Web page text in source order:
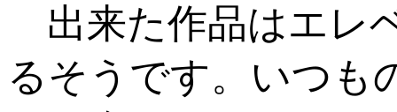
出来た作品はエレ
るそうです。いつも